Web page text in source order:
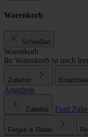
Warenkorb
Schließen
Warenkorb
Ihr Warenkorb ist noch
Zubehör
Angebote
Zubehör Ford
Felgen & Räder